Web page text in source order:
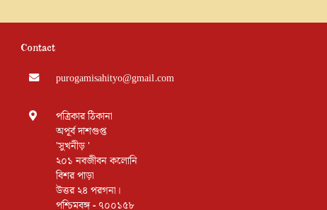
Contact
purogamisahityo@gmail.com
পত্রিকার ঠিকানা
অপূর্ব দাশগুপ্ত
'সুখনীড় '
২০১ নবজীবন কলোনি
বিশর পাড়া
উত্তর ২৪ পরগনা।
পশ্চিমবঙ্গ - ৭০০১৫৮